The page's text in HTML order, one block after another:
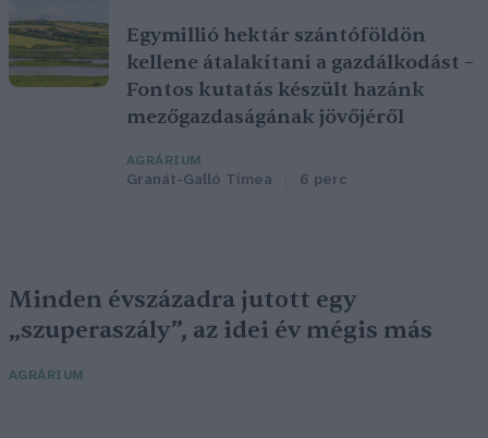
Egymillió hektár szántóföldön
kellene átalakítani a gazdálkodást –
Fontos kutatás készült hazánk
mezőgazdaságának jövőjéről
AGRÁRIUM
Granát-Galló Tímea 6 perc
Minden évszázadra jutott egy
„szuperaszály”, az idei év mégis más
AGRÁRIUM